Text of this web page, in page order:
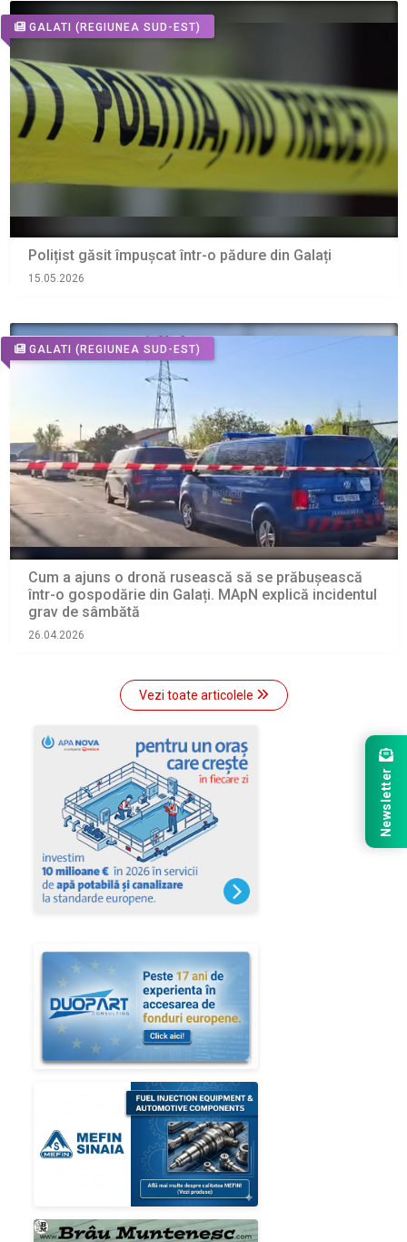
GALATI (REGIUNEA SUD-EST)
Polițist găsit împușcat într-o pădure din Galați
15.05.2026
GALATI (REGIUNEA SUD-EST)
Cum a ajuns o dronă rusească să se prăbușească
într-o gospodărie din Galați. MApN explică incidentul
grav de sâmbătă
26.04.2026
Vezi toate articolele
Newsletter